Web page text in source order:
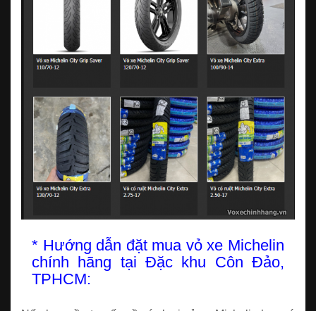
* Hướng dẫn đặt mua vỏ xe Michelin
chính hãng tại Đặc khu Côn Đảo,
TPHCM: